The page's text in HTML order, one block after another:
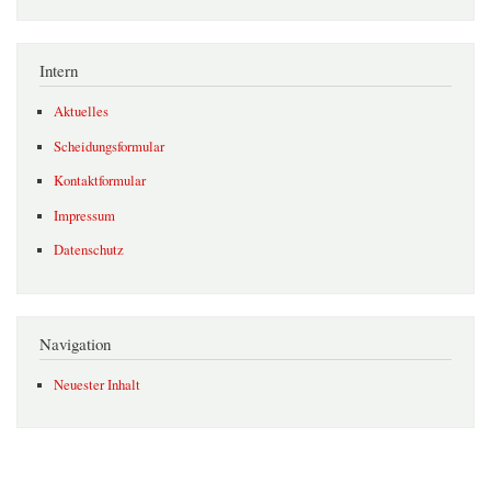
Intern
Aktuelles
Scheidungsformular
Kontaktformular
Impressum
Datenschutz
Navigation
Neuester Inhalt